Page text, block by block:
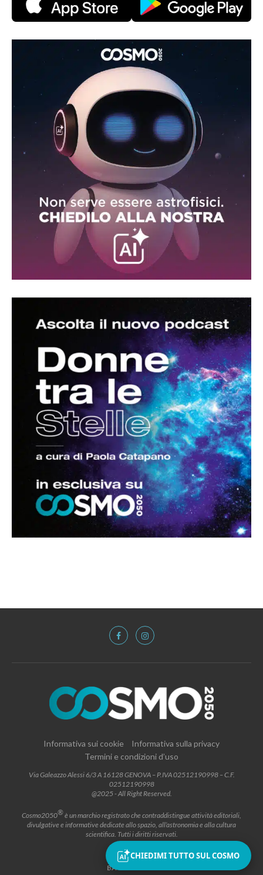
Informativa sui cookie
Informativa sulla privacy
Termini e condizioni d’uso
Via Galeazzo Alessi 6/3 A 16128 GENOVA – P.IVA 02512190998 – C.F.
02512190998
@2025 - All Right Reserved.
Cosmo2050®è un marchio registrato che contraddistingue attività editoriali,
divulgative e informative dedicate allo spazio, all’astronomia e alla cultura
scientifica. Tutti i diritti riservati.
BACK TO TOP
CHIEDIMI TUTTO SUL COSMO